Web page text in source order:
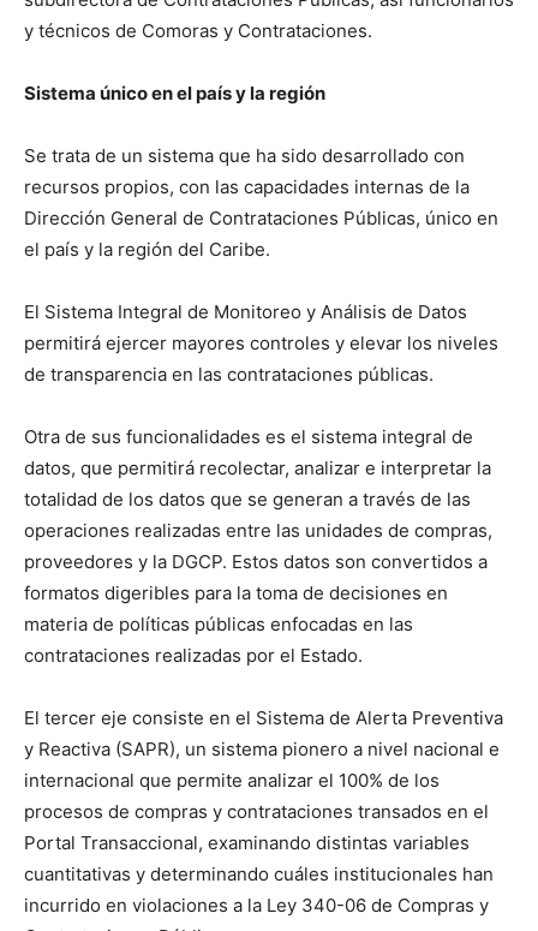
y técnicos de Comoras y Contrataciones.
Sistema único en el país y la región
Se trata de un sistema que ha sido desarrollado con
recursos propios, con las capacidades internas de la
Dirección General de Contrataciones Públicas, único en
el país y la región del Caribe.
El Sistema Integral de Monitoreo y Análisis de Datos
permitirá ejercer mayores controles y elevar los niveles
de transparencia en las contrataciones públicas.
Otra de sus funcionalidades es el sistema integral de
datos, que permitirá recolectar, analizar e interpretar la
totalidad de los datos que se generan a través de las
operaciones realizadas entre las unidades de compras,
proveedores y la DGCP. Estos datos son convertidos a
formatos digeribles para la toma de decisiones en
materia de políticas públicas enfocadas en las
contrataciones realizadas por el Estado.
El tercer eje consiste en el Sistema de Alerta Preventiva
y Reactiva (SAPR), un sistema pionero a nivel nacional e
internacional que permite analizar el 100% de los
procesos de compras y contrataciones transados en el
Portal Transaccional, examinando distintas variables
cuantitativas y determinando cuáles institucionales han
incurrido en violaciones a la Ley 340-06 de Compras y